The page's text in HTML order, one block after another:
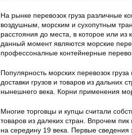
На рынке перевозок груза различные
воздушным, морским и сухопутным
расстояния до места, в которое или из
данный момент являются морские
профессоналные контейнерные
Популярность морских перевозок
доставки грузов и товаров из дальних
нынешнего века. Корни применения
Многие торговцы и купцы считали
товаров из далеких стран. Впрочем
на середину 19 века. Первые сведения